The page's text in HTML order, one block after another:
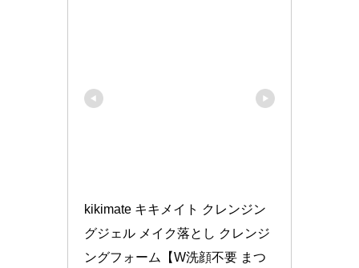
kikimate キキメイト クレンジン
グジェル メイク落とし クレンジ
ングフォーム【W洗顔不要 まつ